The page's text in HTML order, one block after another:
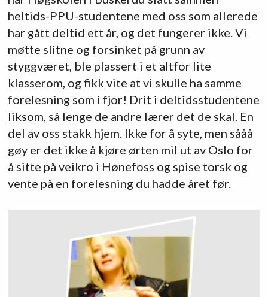
heltids-PPU-studentene med oss som allerede
har gått deltid ett år, og det fungerer ikke. Vi
møtte slitne og forsinket på grunn av
styggværet, ble plassert i et altfor lite
klasserom, og fikk vite at vi skulle ha samme
forelesning som i fjor! Drit i deltidsstudentene
liksom, så lenge de andre lærer det de skal. En
del av oss stakk hjem. Ikke for å syte, men sååå
gøy er det ikke å kjøre ørten mil ut av Oslo for
å sitte på veikro i Hønefoss og spise torsk og
vente på en forelesning du hadde året før.